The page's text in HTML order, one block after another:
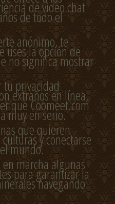
de video chat
de todo el
anónimo, te
uses la opción de
no significa mostrar
tu privacidad
extraños en línea,
que Coomeet.com
muy en serio.
que quieren
y conectarse
mundo.
marcha algunas
para garantizar la
navegando